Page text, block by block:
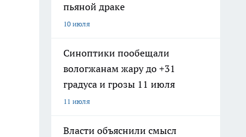
пьяной драке
10 июля
Синоптики пообещали
вологжанам жару до +31
градуса и грозы 11 июля
11 июля
Власти объяснили смысл